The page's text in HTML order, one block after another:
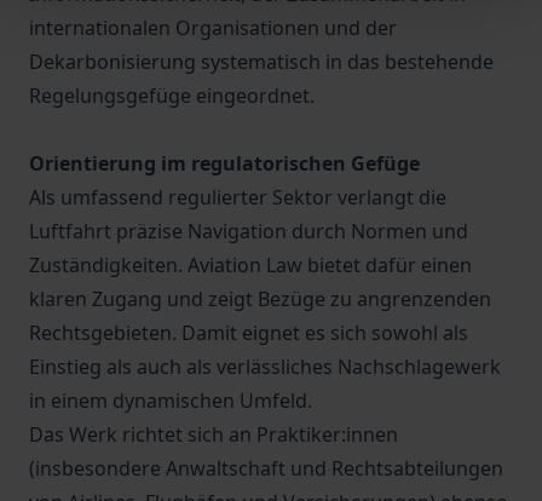
internationalen Organisationen und der
Dekarbonisierung systematisch in das bestehende
Regelungsgefüge eingeordnet.
Orientierung im regulatorischen Gefüge
Als umfassend regulierter Sektor verlangt die
Luftfahrt präzise Navigation durch Normen und
Zuständigkeiten. Aviation Law bietet dafür einen
klaren Zugang und zeigt Bezüge zu angrenzenden
Rechtsgebieten. Damit eignet es sich sowohl als
Einstieg als auch als verlässliches Nachschlagewerk
in einem dynamischen Umfeld.
Das Werk richtet sich an Praktiker:innen
(insbesondere Anwaltschaft und Rechtsabteilungen